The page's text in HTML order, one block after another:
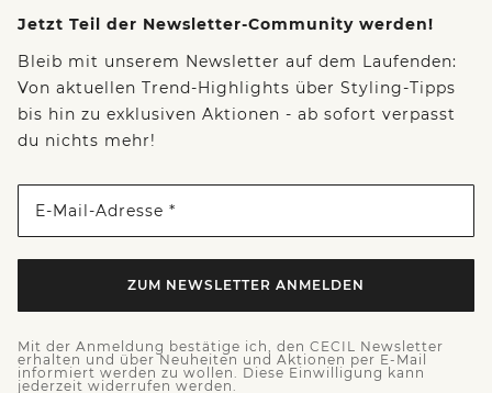
Jetzt Teil der Newsletter-Community werden!
Bleib mit unserem Newsletter auf dem Laufenden:
Von aktuellen Trend-Highlights über Styling-Tipps
bis hin zu exklusiven Aktionen - ab sofort verpasst
du nichts mehr!
E-Mail-Adresse *
ZUM NEWSLETTER ANMELDEN
Mit der Anmeldung bestätige ich, den CECIL Newsletter
erhalten und über Neuheiten und Aktionen per E-Mail
informiert werden zu wollen. Diese Einwilligung kann
jederzeit widerrufen werden.